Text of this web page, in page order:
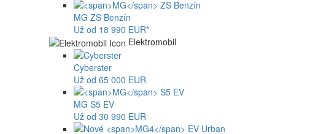
MG ZS Benzín
Už od 18 990 EUR*
Elektromobil
Cyberster
Už od 65 000 EUR
MG S5 EV
Už od 30 990 EUR